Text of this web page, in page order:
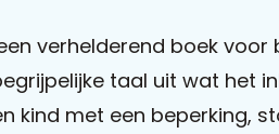
verhelderend boek voor
taal uit wat het
kind met een beperking,